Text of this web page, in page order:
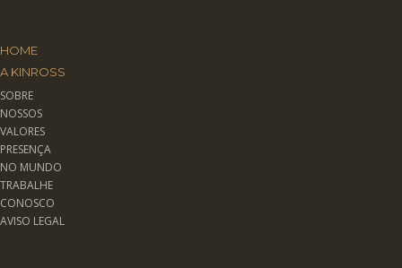
HOME
A KINROSS
SOBRE
NOSSOS
VALORES
PRESENÇA
NO MUNDO
TRABALHE
CONOSCO
AVISO LEGAL